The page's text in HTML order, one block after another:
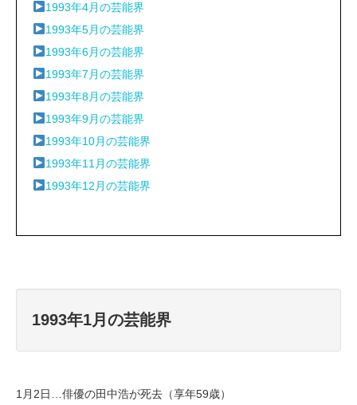
1993年4月の芸能界
1993年5月の芸能界
1993年6月の芸能界
1993年7月の芸能界
1993年8月の芸能界
1993年9月の芸能界
1993年10月の芸能界
1993年11月の芸能界
1993年12月の芸能界
1993年1月の芸能界
1月2日…俳優の田中浩が死去（享年59歳）